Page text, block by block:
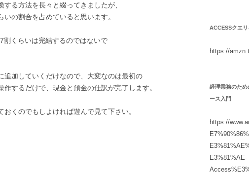
る方法を長々と綴ってきましたが、
の割合を占めていると思います。
割くらいは完結するのではないで
加していくだけなので、大変なのは最初の
するだけで、現金と預金の仕訳が完了します。
おくのでもしよければ遊んで見て下さい。
ACCESSクエ
https://
経理業務のた
ース入門
https://
E3%81%AE-